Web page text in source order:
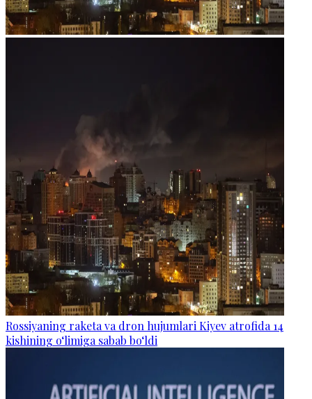
Rossiyaning raketa va dron hujumlari Kiyev atrofida 14
kishining o‘limiga sabab bo‘ldi